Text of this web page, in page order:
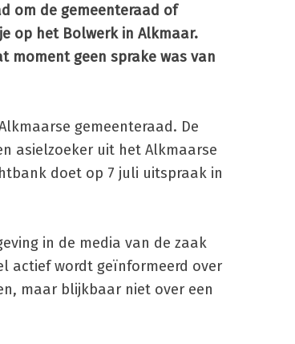
om de gemeenteraad of
op het Bolwerk in Alkmaar.
moment geen sprake was van
gemeenteraad. De
asielzoeker uit het Alkmaarse
doet op 7 juli uitspraak in
in de media van de zaak
actief wordt geïnformeerd over
maar blijkbaar niet over een